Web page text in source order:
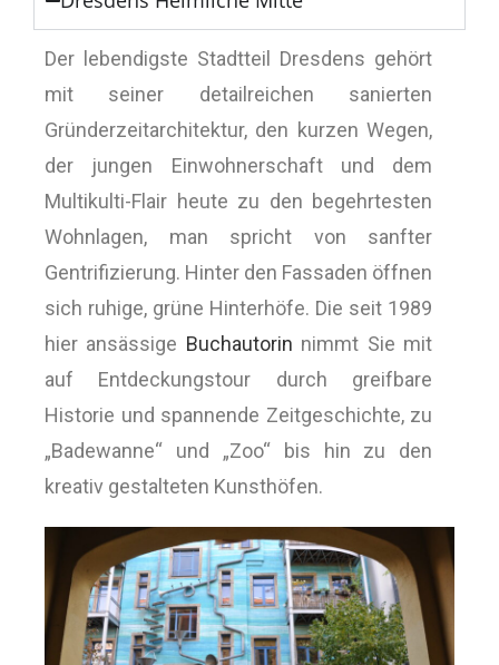
Der lebendigste Stadtteil Dresdens gehört
mit seiner detailreichen sanierten
Gründerzeitarchitektur, den kurzen Wegen,
der jungen Einwohnerschaft und dem
Multikulti-Flair heute zu den begehrtesten
Wohnlagen, man spricht von sanfter
Gentrifizierung. Hinter den Fassaden öffnen
sich ruhige, grüne Hinterhöfe. Die seit 1989
hier ansässige Buchautorin nimmt Sie mit
auf Entdeckungstour durch greifbare
Historie und spannende Zeitgeschichte, zu
„Badewanne“ und „Zoo“ bis hin zu den
kreativ gestalteten Kunsthöfen.